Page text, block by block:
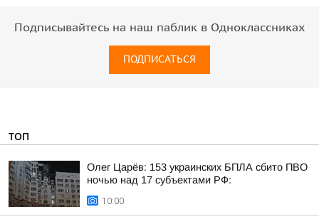
Подписывайтесь на наш паблик в Одноклассниках
ПОДПИСАТЬСЯ
ТОП
Олег Царёв: 153 украинских БПЛА сбито ПВО
ночью над 17 субъектами РФ:
10:00